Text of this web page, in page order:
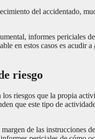
del accidentado,
informes periciales
en estos casos es acudir a
riesgo
riesgos que la propia
que este tipo de
de las instrucciones